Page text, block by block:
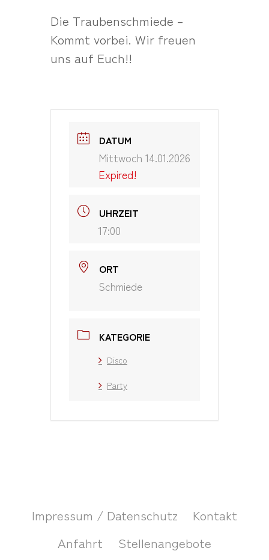
Die Traubenschmiede –
Kommt vorbei. Wir freuen
uns auf Euch!!
DATUM
Mittwoch 14.01.2026
Expired!
UHRZEIT
17:00
ORT
Schmiede
KATEGORIE
Disco
Party
Impressum / Datenschutz
Kontakt
Anfahrt
Stellenangebote